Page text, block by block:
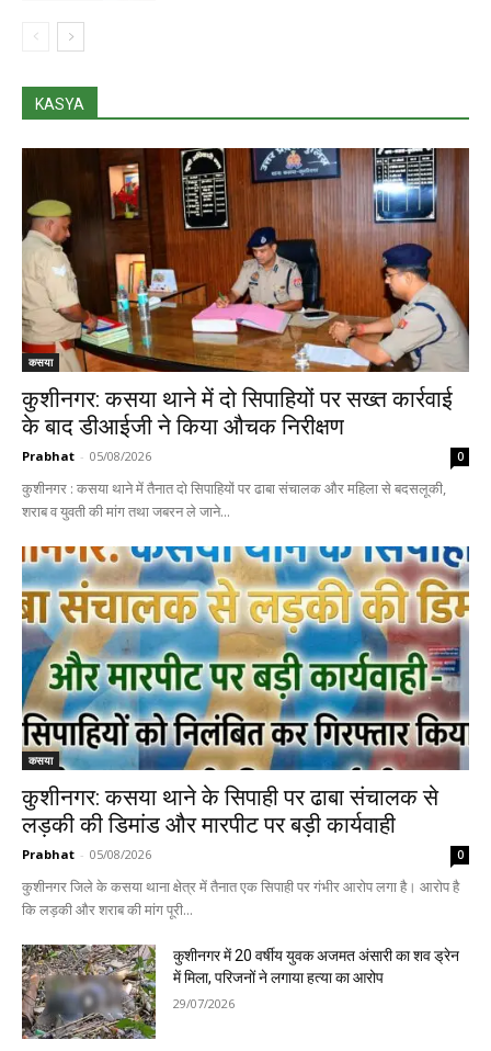
KASYA
कसया
कुशीनगर: कसया थाने में दो सिपाहियों पर सख्त कार्रवाई
के बाद डीआईजी ने किया औचक निरीक्षण
Prabhat - 05/08/2026 0
कुशीनगर : कसया थाने में तैनात दो सिपाहियों पर ढाबा संचालक और महिला से बदसलूकी,
शराब व युवती की मांग तथा जबरन ले जाने...
कसया
कुशीनगर: कसया थाने के सिपाही पर ढाबा संचालक से
लड़की की डिमांड और मारपीट पर बड़ी कार्यवाही
Prabhat - 05/08/2026 0
कुशीनगर जिले के कसया थाना क्षेत्र में तैनात एक सिपाही पर गंभीर आरोप लगा है। आरोप है
कि लड़की और शराब की मांग पूरी...
कुशीनगर में 20 वर्षीय युवक अजमत अंसारी का शव ड्रेन
में मिला, परिजनों ने लगाया हत्या का आरोप
29/07/2026